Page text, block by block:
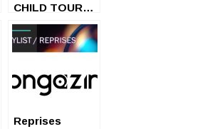
CHILD TOUR…
L’ESCALE
PARISIENNE DE
JUDITH OWEN !
Reprises